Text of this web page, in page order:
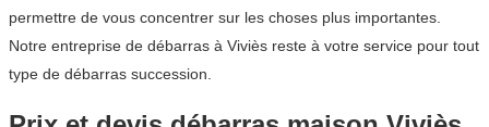
permettre de vous concentrer sur les choses plus importantes.
Notre entreprise de débarras à Viviès reste à votre service pour tout
type de débarras succession.